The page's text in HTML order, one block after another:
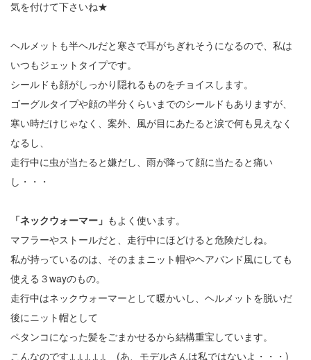
気を付けて下さいね★
ヘルメットも半ヘルだと寒さで耳がちぎれそうになるので、私は
いつもジェットタイプです。
シールドも顔がしっかり隠れるものをチョイスします。
ゴーグルタイプや顔の半分くらいまでのシールドもありますが、
寒い時だけじゃなく、案外、風が目にあたると涙で何も見えなく
なるし、
走行中に虫が当たると嫌だし、雨が降って顔に当たると痛い
し・・・
「ネックウォーマー」 もよく使います。
マフラーやストールだと、走行中にほどけると危険だしね。
私が持っているのは、そのままニット帽やヘアバンド風にしても
使える３wayのもの。
走行中はネックウォーマーとして暖かいし、ヘルメットを脱いだ
後にニット帽として
ペタンコになった髪をごまかせるから結構重宝しています。
こんなのです↓↓↓↓↓ (あ、モデルさんは私ではないよ・・・)